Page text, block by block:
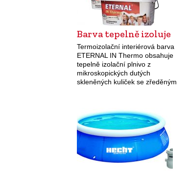
Barva tepelně izoluje
Termoizolační interiérová barva
ETERNAL IN Thermo obsahuje
tepelně izolační plnivo z
mikroskopických dutých
skleněných kuliček se zředěným
podobně jako pěnový polystyren.
Nátěr barvou ETERNAL…